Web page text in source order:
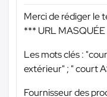
Merci de rédiger le
*** URL
Les mots clés :
extérieur" ; " court
Fournisseur des